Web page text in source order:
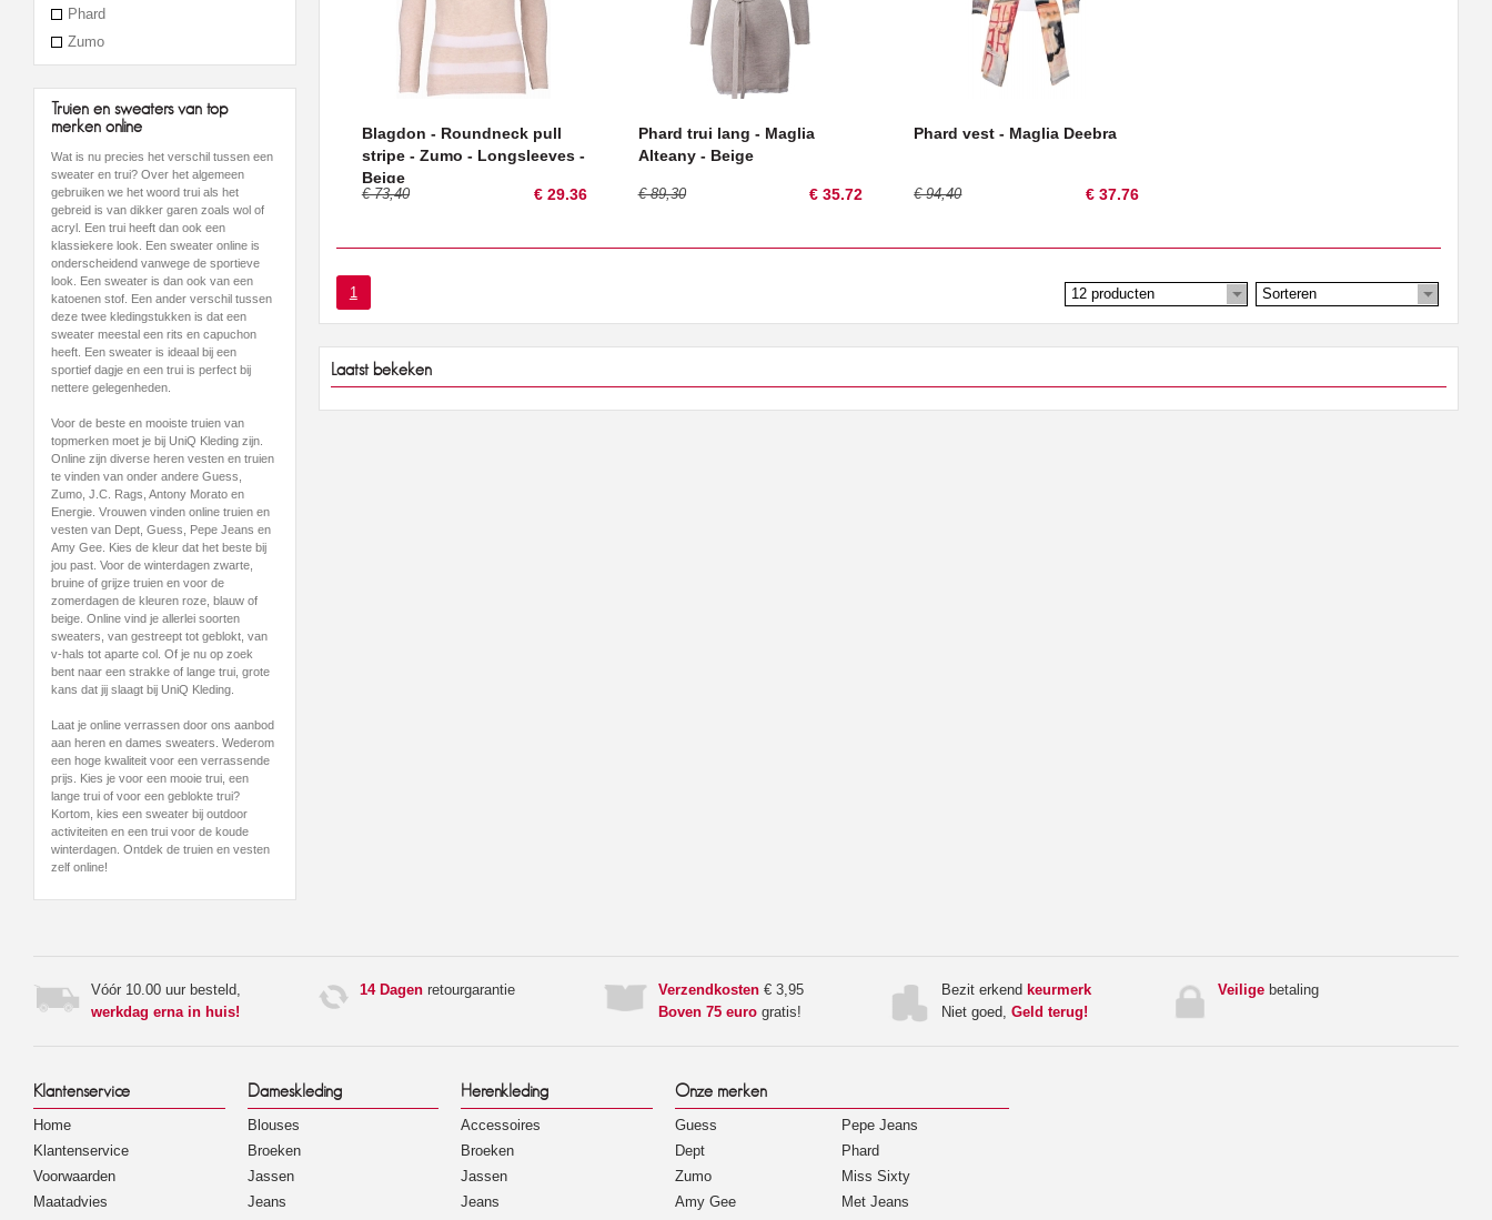
Phard
Zumo
Truien en sweaters van top
merken online
Wat is nu precies het verschil tussen een
sweater en trui? Over het algemeen
gebruiken we het woord trui als het
gebreid is van dikker garen zoals wol of
acryl. Een trui heeft dan ook een
klassiekere look. Een sweater online is
onderscheidend vanwege de sportieve
look. Een sweater is dan ook van een
katoenen stof. Een ander verschil tussen
deze twee kledingstukken is dat een
sweater meestal een rits en capuchon
heeft. Een sweater is ideaal bij een
sportief dagje en een trui is perfect bij
nettere gelegenheden.
Voor de beste en mooiste truien van
topmerken moet je bij UniQ Kleding zijn.
Online zijn diverse heren vesten en truien
te vinden van onder andere Guess,
Zumo, J.C. Rags, Antony Morato en
Energie. Vrouwen vinden online truien en
vesten van Dept, Guess, Pepe Jeans en
Amy Gee. Kies de kleur dat het beste bij
jou past. Voor de winterdagen zwarte,
bruine of grijze truien en voor de
zomerdagen de kleuren roze, blauw of
beige. Online vind je allerlei soorten
sweaters, van gestreept tot geblokt, van
v-hals tot aparte col. Of je nu op zoek
bent naar een strakke of lange trui, grote
kans dat jij slaagt bij UniQ Kleding.
Laat je online verrassen door ons aanbod
aan heren en dames sweaters. Wederom
een hoge kwaliteit voor een verrassende
prijs. Kies je voor een mooie trui, een
lange trui of voor een geblokte trui?
Kortom, kies een sweater bij outdoor
activiteiten en een trui voor de koude
winterdagen. Ontdek de truien en vesten
zelf online!
Blagdon - Roundneck pull
stripe - Zumo - Longsleeves -
Beige
€ 73,40 € 29.36
Phard trui lang - Maglia
Alteany - Beige
€ 89,30 € 35.72
Phard vest - Maglia Deebra
€ 94,40 € 37.76
1 12 producten Sorteren
Laatst bekeken
Vóór 10.00 uur besteld,
werkdag erna in huis!
14 Dagenretourgarantie Verzendkosten€ 3,95
Boven 75 eurogratis!
Bezit erkend keurmerk
Niet goed,Geld terug!
Veilige betaling
Klantenservice
Home
Klantenservice
Voorwaarden
Maatadvies
Dameskleding
Blouses
Broeken
Jassen
Jeans
Herenkleding
Accessoires
Broeken
Jassen
Jeans
Onze merken
Guess
Pepe Jeans
Dept
Phard
Zumo
Miss Sixty
Amy Gee
Met Jeans